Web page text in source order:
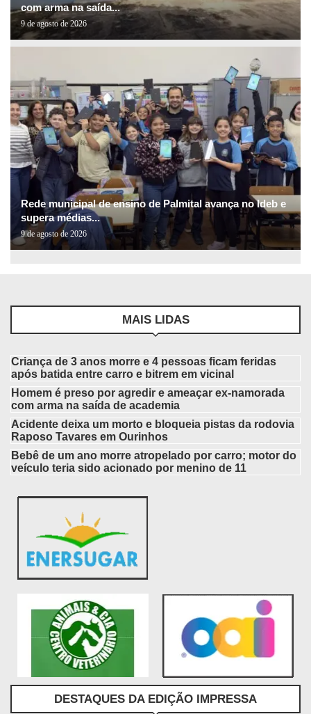
com arma na saída...
9 de agosto de 2026
Rede municipal de ensino de Palmital avança no Ideb e
supera médias...
9 de agosto de 2026
MAIS LIDAS
Criança de 3 anos morre e 4 pessoas ficam feridas
após batida entre carro e bitrem em vicinal
Homem é preso por agredir e ameaçar ex-namorada
com arma na saída de academia
Acidente deixa um morto e bloqueia pistas da rodovia
Raposo Tavares em Ourinhos
Bebê de um ano morre atropelado por carro; motor do
veículo teria sido acionado por menino de 11
DESTAQUES DA EDIÇÃO IMPRESSA